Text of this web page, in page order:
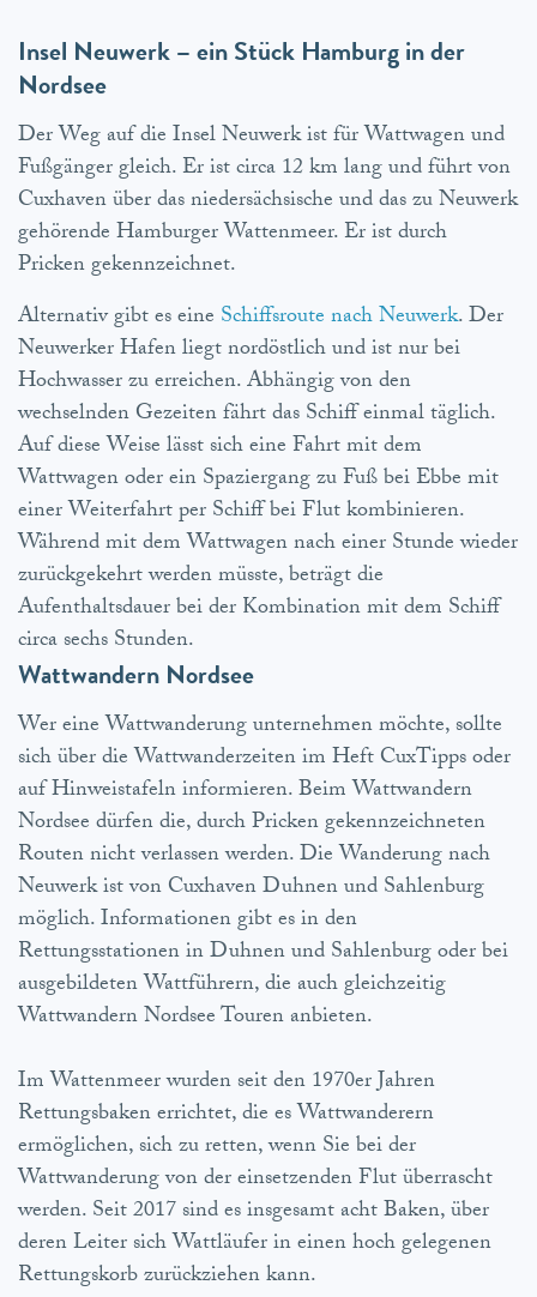
Insel Neuwerk – ein Stück Hamburg in der
Nordsee
Der Weg auf die Insel Neuwerk ist für Wattwagen und
Fußgänger gleich. Er ist circa 12 km lang und führt von
Cuxhaven über das niedersächsische und das zu Neuwerk
gehörende Hamburger Wattenmeer. Er ist durch
Pricken gekennzeichnet.
Alternativ gibt es eine Schiffsroute nach Neuwerk. Der
Neuwerker Hafen liegt nordöstlich und ist nur bei
Hochwasser zu erreichen. Abhängig von den
wechselnden Gezeiten fährt das Schiff einmal täglich.
Auf diese Weise lässt sich eine Fahrt mit dem
Wattwagen oder ein Spaziergang zu Fuß bei Ebbe mit
einer Weiterfahrt per Schiff bei Flut kombinieren.
Während mit dem Wattwagen nach einer Stunde wieder
zurückgekehrt werden müsste, beträgt die
Aufenthaltsdauer bei der Kombination mit dem Schiff
circa sechs Stunden.
Wattwandern Nordsee
Wer eine Wattwanderung unternehmen möchte, sollte
sich über die Wattwanderzeiten im Heft CuxTipps oder
auf Hinweistafeln informieren. Beim Wattwandern
Nordsee dürfen die, durch Pricken gekennzeichneten
Routen nicht verlassen werden. Die Wanderung nach
Neuwerk ist von Cuxhaven Duhnen und Sahlenburg
möglich. Informationen gibt es in den
Rettungsstationen in Duhnen und Sahlenburg oder bei
ausgebildeten Wattführern, die auch gleichzeitig
Wattwandern Nordsee Touren anbieten.
Im Wattenmeer wurden seit den 1970er Jahren
Rettungsbaken errichtet, die es Wattwanderern
ermöglichen, sich zu retten, wenn Sie bei der
Wattwanderung von der einsetzenden Flut überrascht
werden. Seit 2017 sind es insgesamt acht Baken, über
deren Leiter sich Wattläufer in einen hoch gelegenen
Rettungskorb zurückziehen kann.